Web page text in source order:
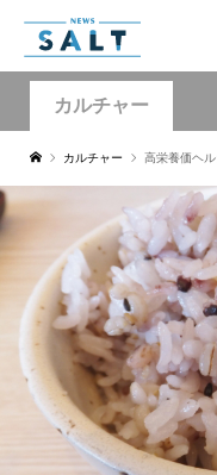
カルチャー
カルチャー 高栄養価ヘ